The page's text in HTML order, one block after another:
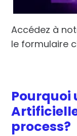
Accédez à
le formulaire
Pourquoi
process?